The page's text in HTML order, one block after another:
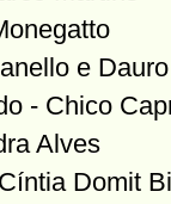
e
- Chico
Alves
Domit